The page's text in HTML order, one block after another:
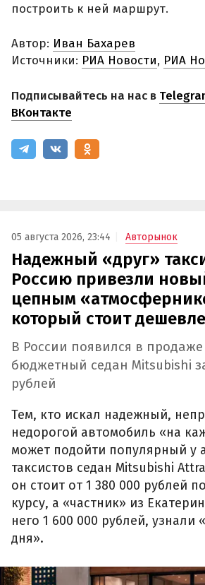
построить к ней маршрут.
Автор: Иван Бахарев
Источники: РИА Новости, РИА
Подписывайтесь на нас в
ВКонтакте
05 августа 2026, 23:44 Авторынок
Надежный «друг»
Россию привезли
цепным
который стоит
В России появился в
бюджетный седан Mitsubishi
рублей
Тем, кто искал надежный,
недорогой автомобиль «на
может подойти популярный у
таксистов седан Mitsubishi
он стоит от 1 380 000 рублей
курсу, а «частник» из
него 1 600 000 рублей, узнали
дня».